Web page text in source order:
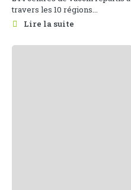
travers les 10 régions...
Lire la suite